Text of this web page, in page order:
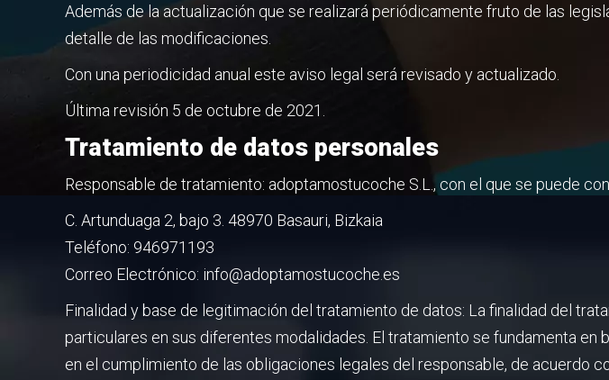
Además de la actualización que se realizará periódicamente fruto de las
detalle de las modificaciones.
Con una periodicidad anual este aviso legal será revisado y actualizado.
Última revisión 5 de octubre de 2021.
Tratamiento de datos personales
Responsable de tratamiento: adoptamostucoche S.L., con el que se puede
C. Artunduaga 2, bajo 3. 48970 Basauri, Bizkaia
Teléfono: 946971193
Correo Electrónico: info@adoptamostucoche.es
Finalidad y base de legitimación del tratamiento de datos: La finalidad del
particulares en sus diferentes modalidades. El tratamiento se fundamenta
en el cumplimiento de las obligaciones legales del responsable, de acuerdo